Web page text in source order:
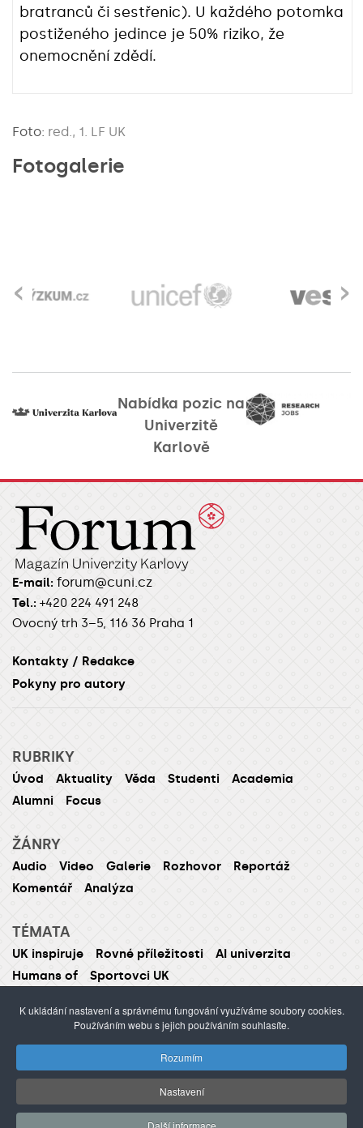
bratranců či sestřenic). U každého potomka
postiženého jedince je 50% riziko, že
onemocnění zdědí.
Foto: red., 1. LF UK
Fotogalerie
›
‹
Nabídka pozic na
Univerzitě
Karlově
E-mail: forum@cuni.cz
Tel.: +420 224 491 248
Ovocný trh 3–5, 116 36 Praha 1
Kontakty / Redakce
Pokyny pro autory
RUBRIKY
Úvod Aktuality Věda Studenti
Academia
Alumni
Focus
ŽÁNRY
Audio Video Galerie Rozhovor
Reportáž
Komentář
Analýza
TÉMATA
UK inspiruje Rovné příležitosti
AI univerzita
Humans of
Sportovci UK
Publikování nebo šíření obsahu je zakázáno bez
předchozího souhlasu.
©2012–2026Univerzita Karlova /webdesign Agionet
K ukládání nastavení a správnému fungování využíváme soubory cookies.
Používáním webu s jejich používáním souhlasíte.
Rozumím
Nastavení
Další informace